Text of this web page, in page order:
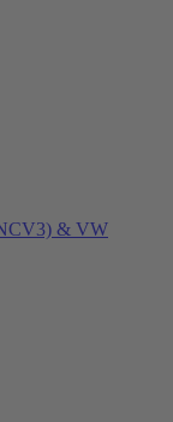
& VW